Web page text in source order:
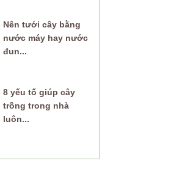
Nên tưới cây bằng
nước máy hay nước
đun...
8 yếu tố giúp cây
trồng trong nhà
luôn...